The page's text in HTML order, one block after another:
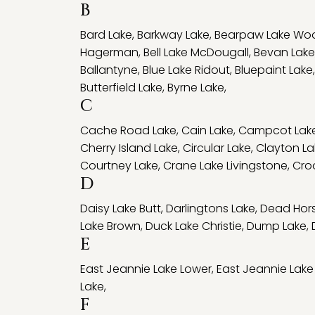
B
Bard Lake,Barkway Lake,Bearpaw Lake
Hagerman,Bell Lake McDougall,Bevan Lake
Ballantyne,Blue Lake Ridout,Bluepaint Lake
Butterfield Lake,Byrne Lake,
C
Cache Road Lake,Cain Lake,Campcot
Cherry Island Lake,Circular Lake,Clayton
Courtney Lake,Crane Lake Livingstone,
D
Daisy Lake Butt,Darlingtons Lake,Dead
Lake Brown,Duck Lake Christie,Dump Lake,
E
East Jeannie Lake Lower,East Jeannie
Lake,
F